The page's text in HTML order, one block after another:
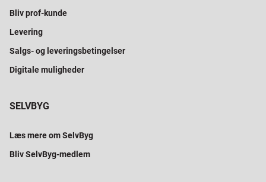
Bliv prof-kunde
Levering
Salgs- og leveringsbetingelser
Digitale muligheder
SELVBYG
Læs mere om SelvByg
Bliv SelvByg-medlem